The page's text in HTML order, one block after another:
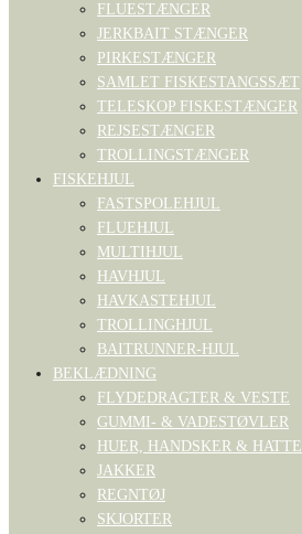
FLUESTÆNGER
JERKBAIT STÆNGER
PIRKESTÆNGER
SAMLET FISKESTANGSSÆT
TELESKOP FISKESTÆNGER
REJSESTÆNGER
TROLLINGSTÆNGER
FISKEHJUL
FASTSPOLEHJUL
FLUEHJUL
MULTIHJUL
HAVHJUL
HAVKASTEHJUL
TROLLINGHJUL
BAITRUNNER-HJUL
BEKLÆDNING
FLYDEDRAGTER & VESTE
GUMMI- & VADESTØVLER
HUER, HANDSKER & HATTE
JAKKER
REGNTØJ
SKJORTER